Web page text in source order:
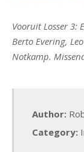
Vooruit Losser 3:
Berto Evering,
Notkamp.
Author:
Category: